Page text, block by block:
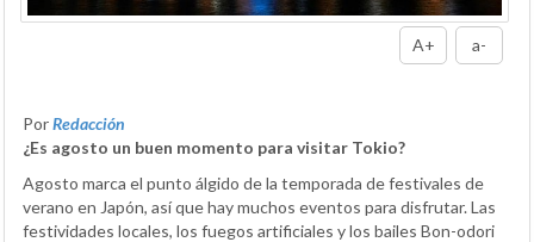
A+ a-
PorRedacción
¿Es agosto un buen momento para visitar Tokio?
Agosto marca el punto álgido de la temporada de festivales de
verano en Japón, así que hay muchos eventos para disfrutar. Las
festividades locales, los fuegos artificiales y los bailes Bon-odori